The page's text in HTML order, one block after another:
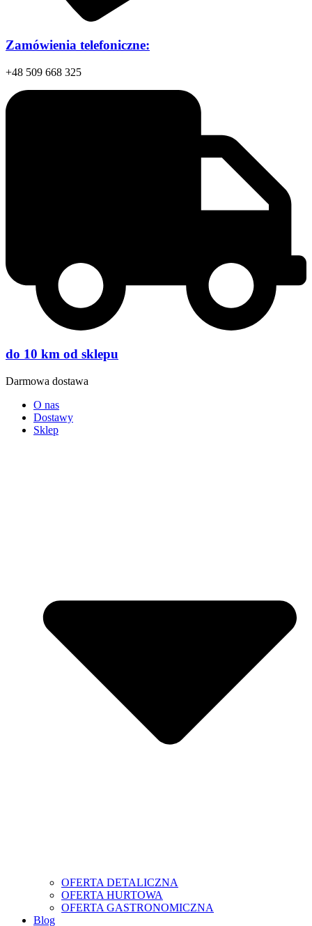
Zamówienia telefoniczne:
+48 509 668 325
do 10 km od sklepu
Darmowa dostawa
O nas
Dostawy
Sklep
OFERTA DETALICZNA
OFERTA HURTOWA
OFERTA GASTRONOMICZNA
Blog